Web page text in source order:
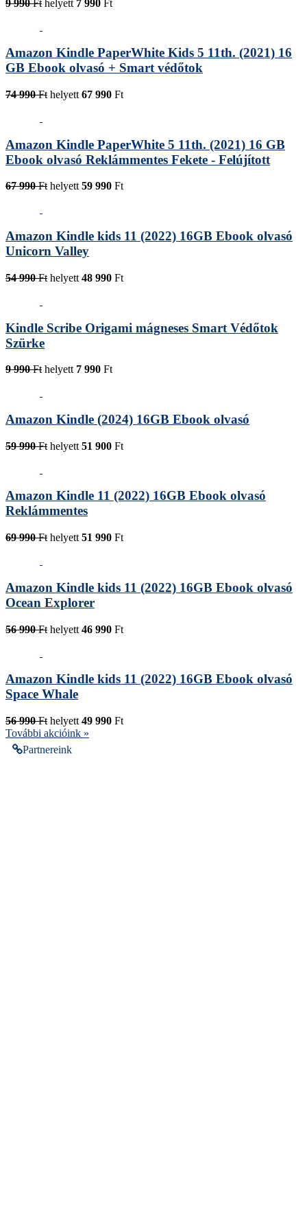
9 990 Ft helyett 7 990 Ft
Amazon Kindle PaperWhite Kids 5 11th. (2021) 16
GB Ebook olvasó + Smart védőtok
74 990 Ft helyett 67 990 Ft
Amazon Kindle PaperWhite 5 11th. (2021) 16 GB
Ebook olvasó Reklámmentes Fekete - Felújított
67 990 Fthelyett59 990 Ft
Amazon Kindle kids 11 (2022) 16GB Ebook olvasó
Unicorn Valley
54 990 Ft helyett 48 990 Ft
Kindle Scribe Origami mágneses Smart Védőtok
Szürke
9 990 Ft helyett 7 990 Ft
Amazon Kindle (2024) 16GB Ebook olvasó
59 990 Ft helyett 51 900 Ft
Amazon Kindle 11 (2022) 16GB Ebook olvasó
Reklámmentes
69 990 Ft helyett 51 990 Ft
Amazon Kindle kids 11 (2022) 16GB Ebook olvasó
Ocean Explorer
56 990 Ft helyett 46 990 Ft
Amazon Kindle kids 11 (2022) 16GB Ebook olvasó
Space Whale
56 990 Ft helyett 49 990 Ft
További akcióink »
Partnereink